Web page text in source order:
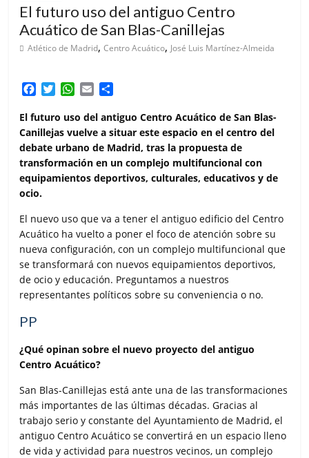
El futuro uso del antiguo Centro
Acuático de San Blas-Canillejas
Atlético de Madrid,Centro Acuático, José Luis Martínez-Almeida
c
e
b
o
o
k
i
t
t
e
W
a
t
s
A
p
p
a
i
l
m
p
a
r
i
El futuro uso del antiguo Centro Acuático de San Blas-
Canillejas vuelve a situar este espacio en el centro del
debate urbano de Madrid, tras la propuesta de
transformación en un complejo multifuncional con
equipamientos deportivos, culturales, educativos y de
ocio.
El nuevo uso que va a tener el antiguo edificio del Centro
Acuático ha vuelto a poner el foco de atención sobre su
nueva configuración, con un complejo multifuncional que
se transformará con nuevos equipamientos deportivos,
de ocio y educación. Preguntamos a nuestros
representantes políticos sobre su conveniencia o no.
PP
¿Qué opinan sobre el nuevo proyecto del antiguo
Centro Acuático?
San Blas-Canillejas está ante una de las transformaciones
más importantes de las últimas décadas. Gracias al
trabajo serio y constante del Ayuntamiento de Madrid, el
antiguo Centro Acuático se convertirá en un espacio lleno
de vida y actividad para nuestros vecinos, un complejo